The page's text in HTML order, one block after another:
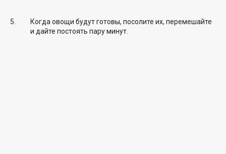
Когда овощи будут готовы, посолите их, перемешайте
и дайте постоять пару минут.